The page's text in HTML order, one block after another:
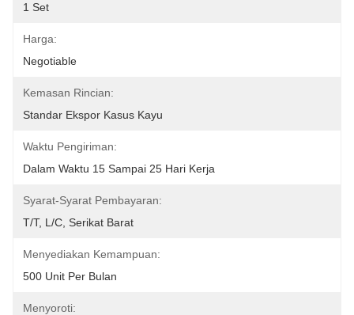
1 Set
Harga:
Negotiable
Kemasan Rincian:
Standar Ekspor Kasus Kayu
Waktu Pengiriman:
Dalam Waktu 15 Sampai 25 Hari Kerja
Syarat-Syarat Pembayaran:
T/T, L/C, Serikat Barat
Menyediakan Kemampuan:
500 Unit Per Bulan
Menyoroti: